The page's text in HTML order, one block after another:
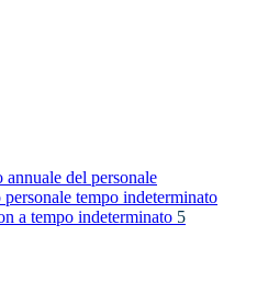
annuale del personale
personale tempo indeterminato
a tempo indeterminato 5